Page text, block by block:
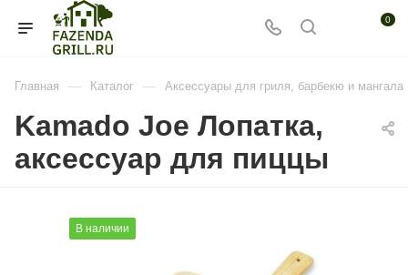
0
Главная — Каталог — Аксессуары для гриля, барбекю и мангала
Kamado Joe Лопатка,
аксессуар для пиццы
В наличии